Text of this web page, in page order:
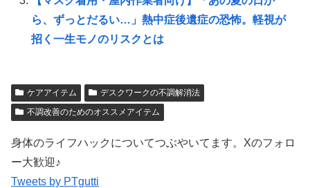
ら、ずっとだるい…」熱中症後遺症の恐怖。軽視が
招く一生モノのリスクとは
ケアアイテム
デスクワークの不調解消法
不調改善のためのオススメアイテム
身体のライフハックについてつぶやいてます。Xのフォロ
ー大歓迎♪
Tweets by PTgutti